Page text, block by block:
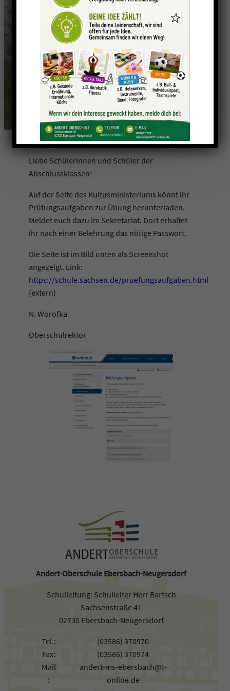
Prüfungsvorbereitung
Liebe Schülerinnen und Schüler der
Abschlussklassen!
Auf der Seite des Kultusministeriums könnt ihr
Prüfungsaufgaben zur Übung herunterladen.
Meldet euch dazu im Sekretariat. Dort erhaltet
ihr nach einer Belehrung das nötige Passwort.
Die Seite ist im Bild unten als Screenshot
angezeigt. Link:
https://schule.sachsen.de/pruefungsaufgaben.html
(extern)
N. Worofka
Oberschulrektor
Andert-Oberschule Ebersbach-Neugersdorf
Schulleitung: Schulleiter Herr Bartsch
Sachsenstraße 41
02730 Ebersbach-Neugersdorf
Tel.:
(03586) 370970
Fax:
(03586) 370974
Mail
:
andert-ms-ebersbach@t-
online.de